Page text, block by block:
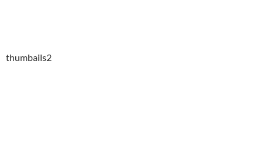
thumbails2